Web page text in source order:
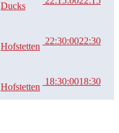
Ducks
Hofstetten
22:30:0022:30
Hofstetten
18:30:0018:30